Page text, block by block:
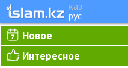
қаз
рус
Новое
Интересное